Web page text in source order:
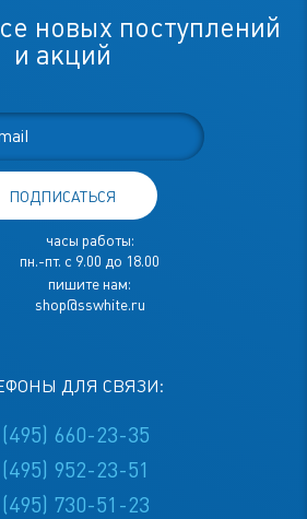
новых поступлений
и акций
ПОДПИСАТЬСЯ
часы работы:
пн.-пт. с 9.00 до 18.00
пишите нам:
shop@sswhite.ru
ДЛЯ СВЯЗИ:
660-23-35
952-23-51
730-51-23